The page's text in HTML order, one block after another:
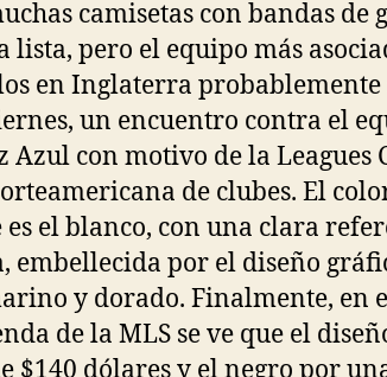
camisetas con bandas de
lista, pero el equipo más
en Inglaterra probablemente
un encuentro contra el
Azul con motivo de la Leagues
de clubes. El
el blanco, con una clara
embellecida por el diseño
y dorado. Finalmente, en
de la MLS se ve que el
$140 dólares y el negro por